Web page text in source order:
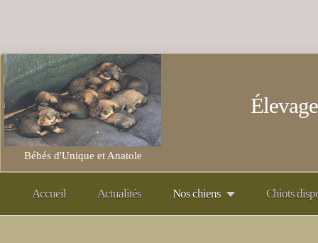
Bébés d'Unique et Anatole
Accueil Actualités Nos chiens Chiots